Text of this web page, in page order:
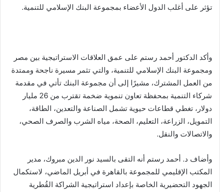
تؤثر على أغلب الدول الأعضاء بمجموعة البنك الإسلامي للتنمية.
وأكد الدكتور أحمد رستم على عمق العلاقات الاستراتيجية بين مصر
ومجموعة البنك الإسلامي للتنمية، والتي تثمر مسيرة ناجحة وممتدة
من العمل المشترك، مشيرًا إلى أن مجموعة البنك تأتي في مقدمة
شركاء التنمية بمحفظة تعاون تنموية ضخمة تقترب من 26 مليار
دولار، تغطي قطاعات حيوية تشمل الصناعة والتعدين، الطاقة،
التمويل، الزراعة، التعليم، الصحة، مياه الشرب والصرف الصحي،
والاتصالات والنقل.
وأضاف د. أحمد رستم أنه التقى بالسيد نور الدين مبروك، مدير
المكتب الإقليمي للمجموعة بالقاهرة في أبريل الماضي، لاستكمال
الجهود التحضيرية الخاصة بإعداد استراتيجية الشراكة القُطرية